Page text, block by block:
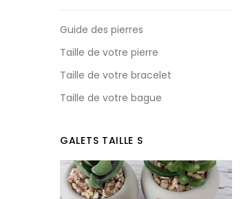
Guide des pierres
Taille de votre pierre
Taille de votre bracelet
Taille de votre bague
GALETS TAILLE S